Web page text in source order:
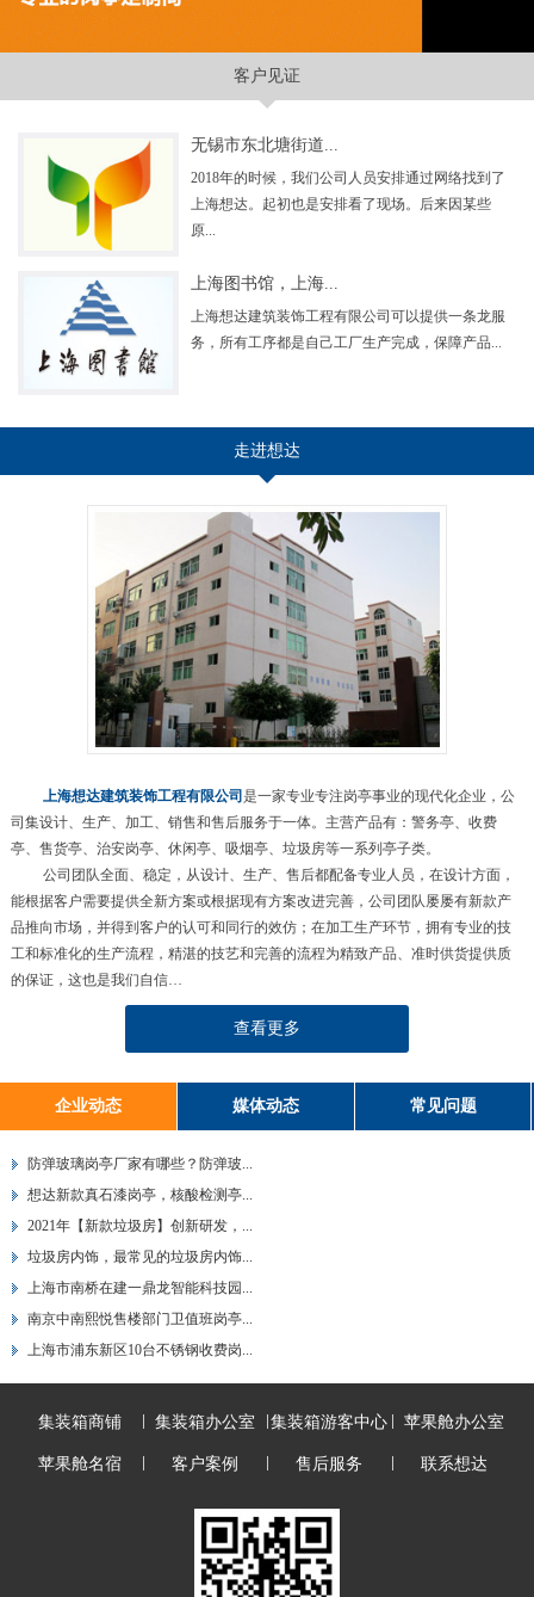
客户见证
无锡市东北塘街道...
2018年的时候，我们公司人员安排通过网络找到了
上海想达。起初也是安排看了现场。后来因某些
原...
上海图书馆，上海...
上海想达建筑装饰工程有限公司可以提供一条龙服
务，所有工序都是自己工厂生产完成，保障产品...
走进想达
上海想达建筑装饰工程有限公司是一家专业专注岗亭事业的现代化企业，公
司集设计、生产、加工、销售和售后服务于一体。主营产品有：警务亭、收费
亭、售货亭、治安岗亭、休闲亭、吸烟亭、垃圾房等一系列亭子类。
公司团队全面、稳定，从设计、生产、售后都配备专业人员，在设计方面，
能根据客户需要提供全新方案或根据现有方案改进完善，公司团队屡屡有新款产
品推向市场，并得到客户的认可和同行的效仿；在加工生产环节，拥有专业的技
工和标准化的生产流程，精湛的技艺和完善的流程为精致产品、准时供货提供质
的保证，这也是我们自信…
查看更多
企业动态 媒体动态 常见问题
防弹玻璃岗亭厂家有哪些？防弹玻...
想达新款真石漆岗亭，核酸检测亭...
2021年【新款垃圾房】创新研发，...
垃圾房内饰，最常见的垃圾房内饰...
上海市南桥在建一鼎龙智能科技园...
南京中南熙悦售楼部门卫值班岗亭...
上海市浦东新区10台不锈钢收费岗...
集装箱商铺 集装箱办公室 集装箱游客中心 苹果舱办公室
苹果舱名宿 客户案例 售后服务 联系想达